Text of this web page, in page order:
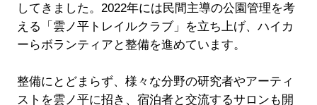
してきました。2022年には民間主導の公園管理を考
える「雲ノ平トレイルクラブ」を立ち上げ、ハイカ
ーらボランティアと整備を進めています。
整備にとどまらず、様々な分野の研究者やアーティ
ストを雲ノ平に招き、宿泊者と交流するサロンも開